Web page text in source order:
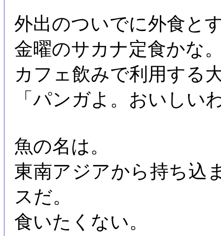
外出のついでに外食と
金曜のサカナ定食かな
カフェ飲みで利用する
「パンガよ。おいしい
魚の名は。
東南アジアから持ち込
スだ。
食いたくない。